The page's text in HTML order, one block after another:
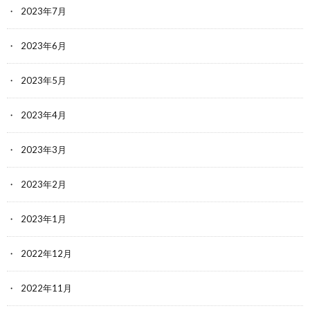
2023年7月
2023年6月
2023年5月
2023年4月
2023年3月
2023年2月
2023年1月
2022年12月
2022年11月